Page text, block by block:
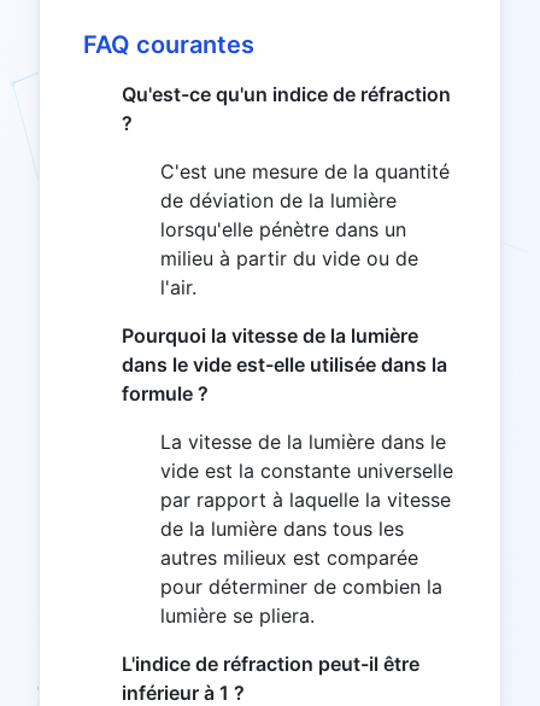
FAQ courantes
Qu'est-ce qu'un indice de réfraction
?
C'est une mesure de la quantité
de déviation de la lumière
lorsqu'elle pénètre dans un
milieu à partir du vide ou de
l'air.
Pourquoi la vitesse de la lumière
dans le vide est-elle utilisée dans la
formule ?
La vitesse de la lumière dans le
vide est la constante universelle
par rapport à laquelle la vitesse
de la lumière dans tous les
autres milieux est comparée
pour déterminer de combien la
lumière se pliera.
L'indice de réfraction peut-il être
inférieur à 1 ?